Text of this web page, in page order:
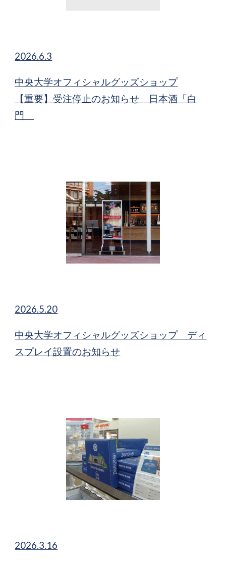
2026.6.3
中央大学オフィシャルグッズショップ
【重要】受注停止のお知らせ 日本酒「白
門」
2026.5.20
中央大学オフィシャルグッズショップ ディ
スプレイ設置のお知らせ
2026.3.16